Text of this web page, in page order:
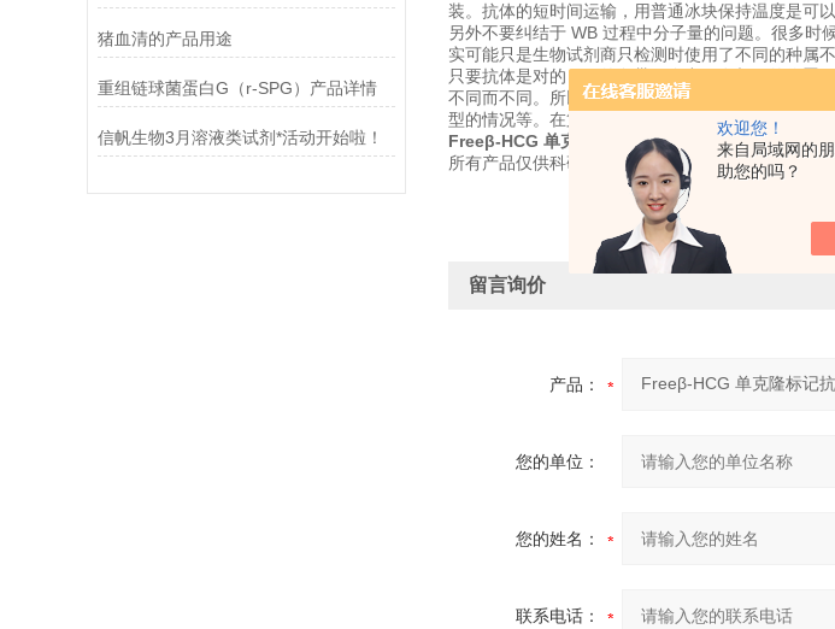
欢迎您！
来自局域网的
助您的吗？
猪血清的产品用途
重组链球菌蛋白G（r-SPG）产品详情
信帆生物3月溶液类试剂*活动开始啦！
装。抗体的短时间运输，用普通冰块保持温度是可以
另外不要纠结于 WB 过程中分子量的问题。很多
实可能只是生物试剂商只检测时使用了不同的种属
只要抗体是对的，目的条带只会出现在相同的位置
不同而不同。所以在检测蛋白之前，我们可以通过
型的情况等。在第一次使用一个新的抗体时，不要
Freeβ-HCG 单克隆标记抗体
所有产品仅供科研使用，不得用于食用，医疗等其
留言询价
产品：
您的单位：
您的姓名：
联系电话：